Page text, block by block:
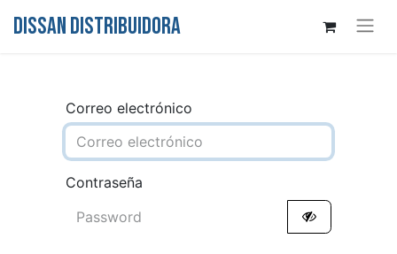
DISSAN DISTRIBUIDORA
Correo electrónico
Contraseña